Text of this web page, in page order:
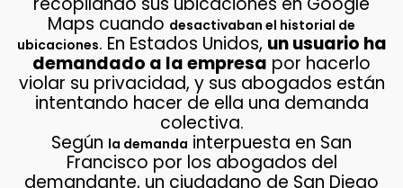
Maps cuando desactivaban el historial de
ubicaciones. En Estados Unidos, un usuario ha
demandado a la empresa por hacerlo
violar su privacidad, y sus abogados están
intentando hacer de ella una demanda
colectiva.
Según la demanda interpuesta en San
Francisco por los abogados del
demandante, un ciudadano de San Diego